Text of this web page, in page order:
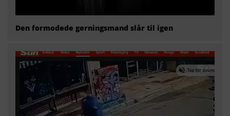
Den formodede gerningsmand slår til igen